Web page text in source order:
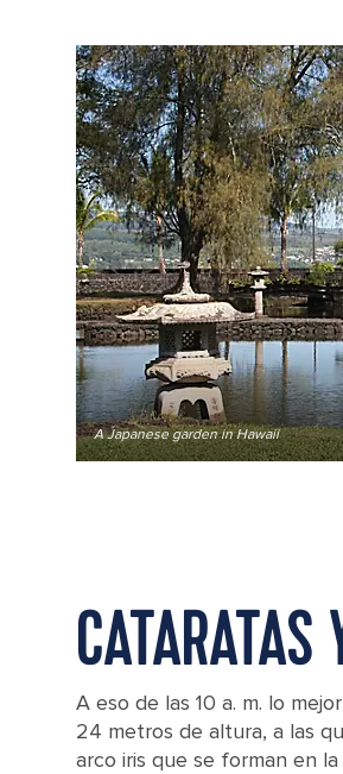
A Japanese garden in Hawaii
A eso de las 10 a. m. lo
24 metros de altura, a las
arco iris que se forman en